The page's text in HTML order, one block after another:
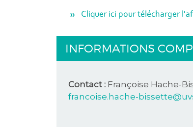
Cliquer ici pour télécharger
INFORMATIONS
Contact : Françoise Hache-
francoise.hache-